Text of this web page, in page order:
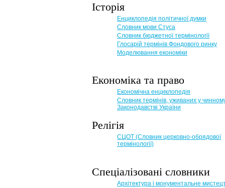
Історія
Енциклопедія політичної думки
Словник мови Стуса
Словник бюджетної термінології
Глосарій термінів Фондового ринку
Моделювання економіки
Економіка та право
Eкономічна енциклопедія
Словник термінів, уживаних у
Законодавстві України
Релігія
СЦОТ (Словник церковно-обрядової
термінології)
Спеціалізовані словники
Архітектура і монументальне